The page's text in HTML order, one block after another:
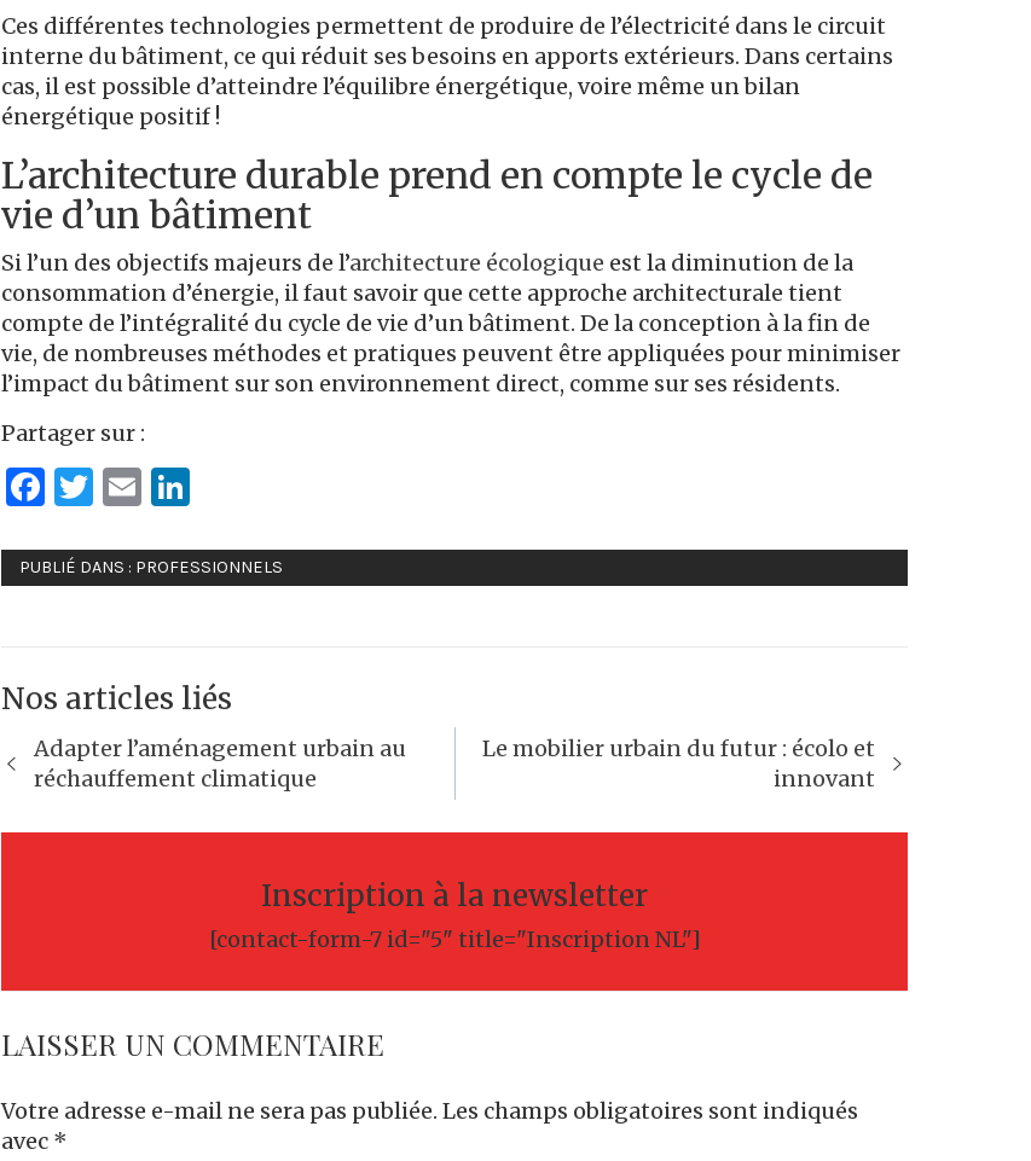
Ces différentes technologies permettent de produire de l’électricité dans le circuit
interne du bâtiment, ce qui réduit ses besoins en apports extérieurs. Dans certains
cas, il est possible d’atteindre l’équilibre énergétique, voire même un bilan
énergétique positif !
L’architecture durable prend en compte le cycle de
vie d’un bâtiment
Si l’un des objectifs majeurs de l’architecture écologique est la diminution de la
consommation d’énergie, il faut savoir que cette approche architecturale tient
compte de l’intégralité du cycle de vie d’un bâtiment. De la conception à la fin de
vie, de nombreuses méthodes et pratiques peuvent être appliquées pour minimiser
l’impact du bâtiment sur son environnement direct, comme sur ses résidents.
Partager sur :
Facebook
Twitter
Email
PUBLIÉ DANS : PROFESSIONNELS
Nos articles liés
Navigation
de
l’article
Adapter l’aménagement urbain au
réchauffement climatique
Le mobilier urbain du futur : écolo et
innovant
Inscription à la newsletter
[contact-form-7 id="5" title="Inscription NL"]
LAISSER UN COMMENTAIRE
Votre adresse e-mail ne sera pas publiée. Les champs obligatoires sont indiqués
avec *